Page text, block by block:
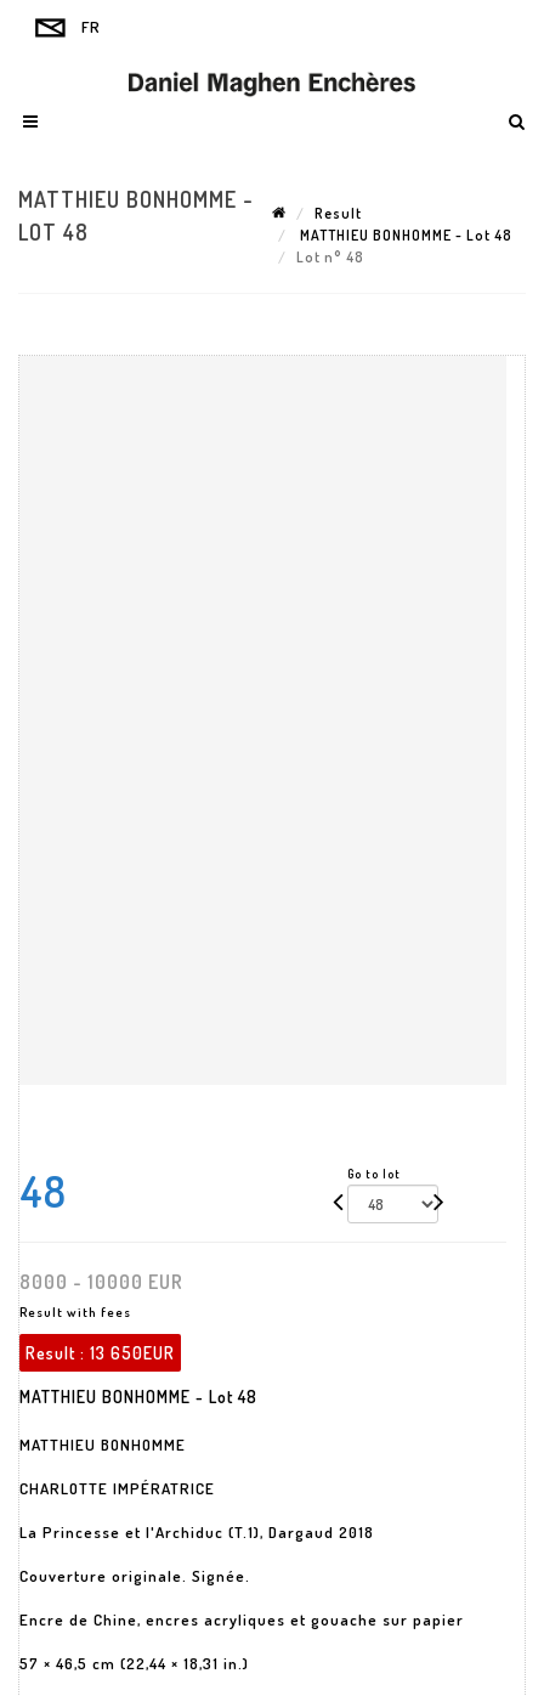
MATTHIEU BONHOMME -
LOT 48
Result
MATTHIEU BONHOMME - Lot 48
Lot n° 48
48 Go to lot
8000 - 10000 EUR
Result with fees
Result : 13 650EUR
MATTHIEU BONHOMME - Lot 48
MATTHIEU BONHOMME
CHARLOTTE IMPÉRATRICE
La Princesse et l'Archiduc (T.1), Dargaud 2018
Couverture originale. Signée.
Encre de Chine, encres acryliques et gouache sur papier
57 × 46,5 cm (22,44 × 18,31 in.)